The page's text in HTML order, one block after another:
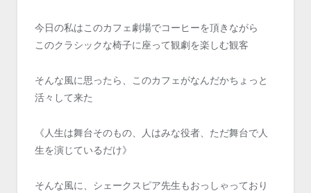
今日の私はこのカフェ劇場でコーヒーを頂きながら
このクラシックな椅子に座って観劇を楽しむ観客
そんな風に思ったら、このカフェがなんだかちょっと
活々して来た
《人生は舞台そのもの、人はみな役者、ただ舞台で人
生を演じているだけ》
そんな風に、シェークスピア先生もおっしゃっており